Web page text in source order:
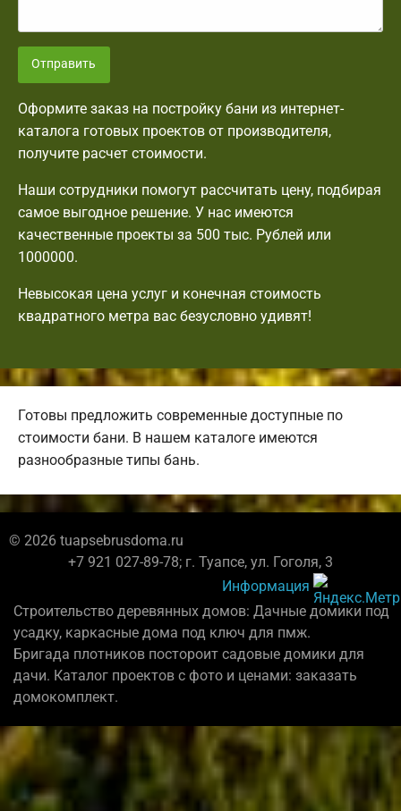
Отправить
Оформите заказ на постройку бани из интернет-
каталога готовых проектов от производителя,
получите расчет стоимости.
Наши сотрудники помогут рассчитать цену, подбирая
самое выгодное решение. У нас имеются
качественные проекты за 500 тыс. Рублей или
1000000.
Невысокая цена услуг и конечная стоимость
квадратного метра вас безусловно удивят!
Готовы предложить современные доступные по
стоимости бани. В нашем каталоге имеются
разнообразные типы бань.
© 2026 tuapsebrusdoma.ru
+7 921 027-89-78; г. Туапсе, ул. Гоголя, 3
Информация
Строительство деревянных домов: Дачные домики под
усадку, каркасные дома под ключ для пмж.
Бригада плотников постороит садовые домики для
дачи. Каталог проектов с фото и ценами: заказать
домокомплект.